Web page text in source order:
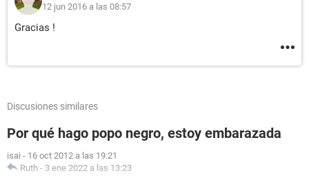
12 jun 2016 a las 08:57
Gracias !
Discusiones similares
Por qué hago popo negro, estoy embarazada
isai - 16 oct 2012 a las 19:21
Ruth - 3 ene 2022 a las 13:23